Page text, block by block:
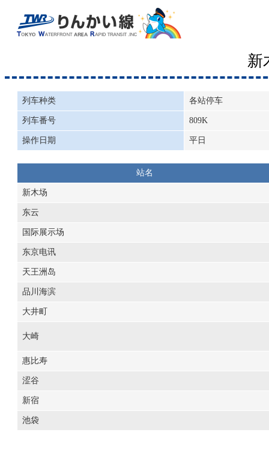
新
列车种类 各站停车
列车番号 809K
操作日期 平日
站名
新木场
东云
国际展示场
东京电讯
天王洲岛
品川海滨
大井町
大崎
惠比寿
涩谷
新宿
池袋